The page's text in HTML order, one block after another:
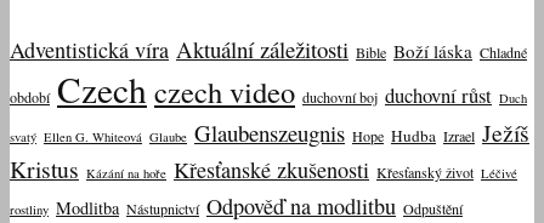
Adventistická víra Aktuální záležitosti Bible Boží láska Chladné
období Czechczech video duchovní boj duchovní růst Duch
svatý Ellen G. Whiteová Glaube Glaubenszeugnis Hope Hudba Izrael Ježíš
Kristus Kázání na hoře Křesťanské zkušenosti Křesťanský život Léčivé
rostliny Modlitba Nástupnictví Odpověď na modlitbu Odpuštění